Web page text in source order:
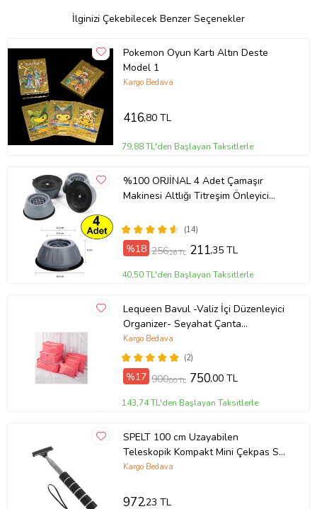
İlginizi Çekebilecek Benzer Seçenekler
Pokemon Oyun Kartı Altın Deste
Model 1
Kargo Bedava
416,80 TL
79,88 TL'den Başlayan Taksitlerle
%100 ORJİNAL 4 Adet Çamaşır
Makinesi Altlığı Titreşim Önleyici
Makinası Ayak(14)
%18 256,26 TL 211,35 TL
40,50 TL'den Başlayan Taksitlerle
Lequeen Bavul -Valiz İçi Düzenleyici
Organizer- Seyahat Çanta
Organizeri 6'lı Set olarak Karpuz
Kırmızısı
(2)
Kargo Bedava
%17 900,00 TL 750,00 TL
143,74 TL'den Başlayan Taksitlerle
SPELT 100 cm Uzayabilen
Teleskopik Kompakt Mini Çekpas Su
Sıyırıcı Silikon 6,5 cm Cam Sileceği
Kargo Bedava
972,23 TL